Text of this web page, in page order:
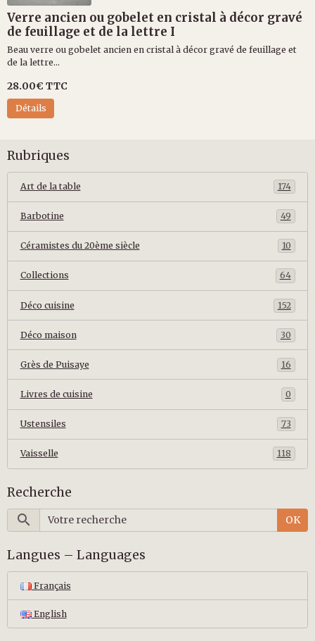
Verre ancien ou gobelet en cristal à décor gravé
de feuillage et de la lettre I
Beau verre ou gobelet ancien en cristal à décor gravé de feuillage et
de la lettre...
28.00€ TTC
Détails
Rubriques
Art de la table 174
Barbotine 49
Céramistes du 20ème siècle 10
Collections 64
Déco cuisine 152
Déco maison 30
Grès de Puisaye 16
Livres de cuisine 0
Ustensiles 73
Vaisselle 118
Recherche
OK
Langues – Languages
Français
English